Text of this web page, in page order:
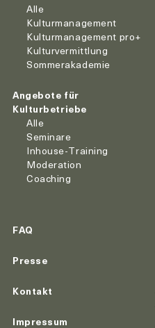
Alle
Kulturmanagement
Kulturmanagement pro+
Kulturvermittlung
Sommerakademie
Angebote für
Kulturbetriebe
Alle
Seminare
Inhouse-Training
Moderation
Coaching
FAQ
Presse
Kontakt
Impressum